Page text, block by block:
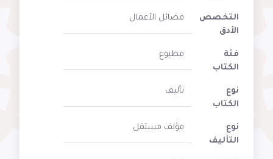
التخصص
الأدق
فضائل الأعمال
فئة
الكتاب
مطبوع
نوع
الكتاب
تأليف
نوع
التأليف
مؤلف مستقل